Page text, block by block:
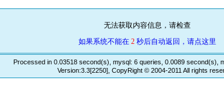
无法获取内容信息，请检查
如果系统不能在 2 秒后自动返回，请点这里
Processed in 0.03518 second(s), mysql: 6 queries, 0.0089 second(s),
Version:3.3[2250], CopyRight © 2004-2011 All rights